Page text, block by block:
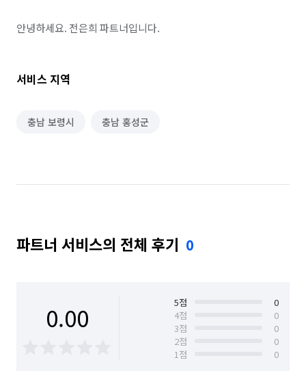
안녕하세요. 전은희 파트너입니다.
서비스 지역
충남 보령시 충남 홍성군
파트너 서비스의 전체 후기 0
0.00 5점
0
4점
0
3점
0
2점
0
1점
0